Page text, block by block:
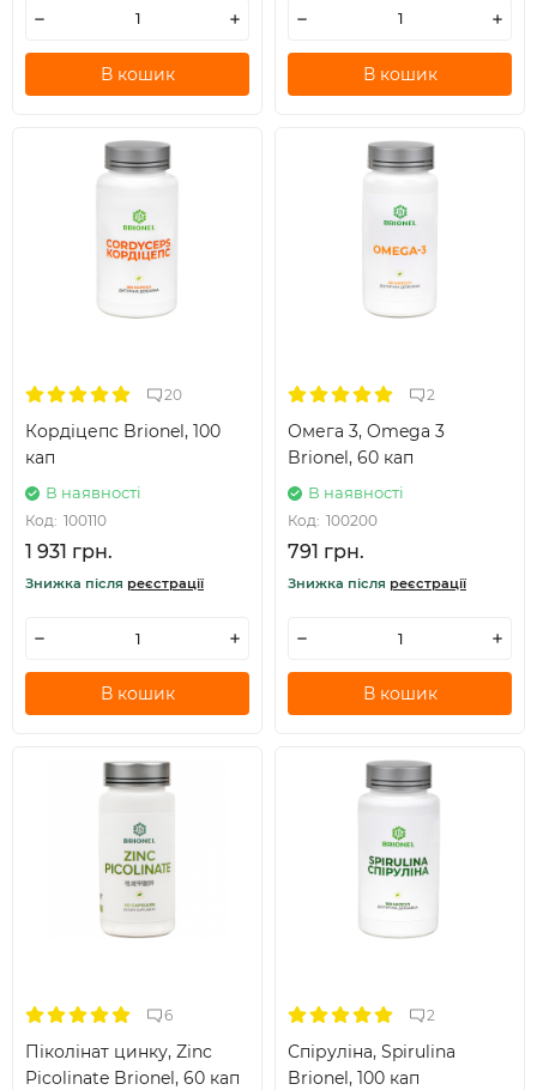
В кошик В кошик
20
Кордіцепс Brionel, 100
кап
В наявності
Код: 100110
1 931 грн.
Знижка після реєстрації
В кошик
2
Омега 3, Omega 3
Brionel, 60 кап
В наявності
Код: 100200
791 грн.
Знижка після реєстрації
В кошик
6
Піколінат цинку, Zinc
Picolinate Brionel, 60 кап
2
Спіруліна, Spirulina
Brionel, 100 кап